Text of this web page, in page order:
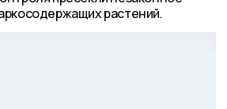
растений.